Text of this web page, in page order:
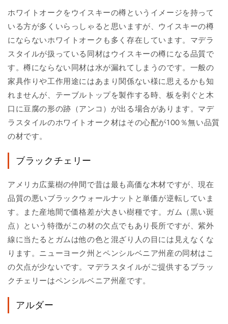
ホワイトオークをウイスキーの樽というイメージを持って
いる方が多くいらっしゃると思いますが、ウイスキーの樽
にならないホワイトオークも多く存在しています。マデラ
スタイルが扱っている同材はウイスキーの樽になる品質で
す。樽にならない同材は水が漏れてしまうのです。一般の
家具作りや工作用途にはあまり関係ない様に思えるかも知
れませんが、テーブルトップを製作する時、板を剥ぐと木
口に豆腐の形の跡（アンコ）が出る場合があります。マデ
ラスタイルのホワイトオーク材はその心配が100％無い品質
の材です。
ブラックチェリー
アメリカ広葉樹の仲間で昔は最も高価な木材ですが、現在
品質の悪いブラックウォールナットと単価が逆転していま
す。また産地間で価格差が大きい樹種です。ガム（黒い斑
点）という特徴がこの材の欠点でもあり長所ですが、紫外
線に当たるとガムは他の色と混ざり人の目には見えなくな
ります。ニューヨーク州とペンシルベニア州産の同材はこ
の欠点が少ないです。マデラスタイルがご提供するブラッ
クチェリーはペンシルベニア州産です。
アルダー